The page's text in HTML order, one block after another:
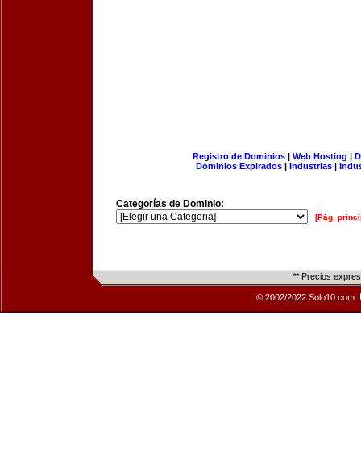
Registro de Dominios| Web Hosting |
Dominios Expirados | Industrias |
Categorías de Dominio:
[Pág.
** Precios
© 2002/2022 Solo10.com